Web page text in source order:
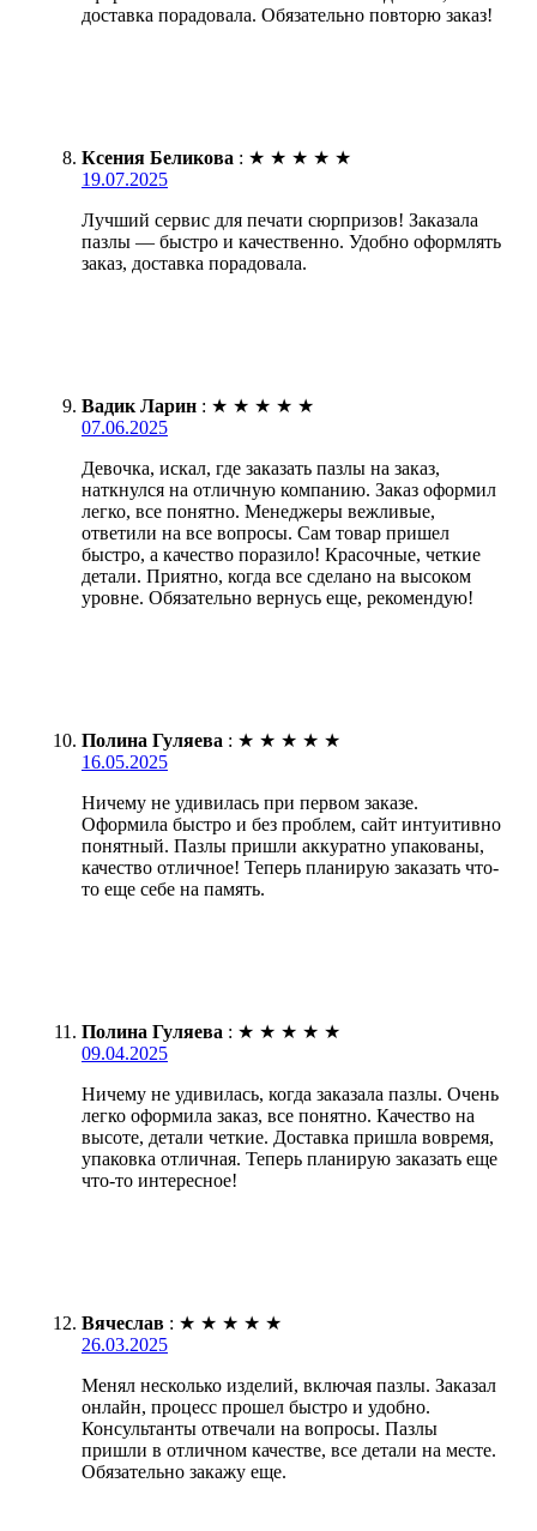
доставка порадовала. Обязательно повторю заказ!
Ксения Беликова : ★ ★ ★ ★ ★
19.07.2025
Лучший сервис для печати сюрпризов! Заказала
пазлы — быстро и качественно. Удобно оформлять
заказ, доставка порадовала.
Вадик Ларин : ★ ★ ★ ★ ★
07.06.2025
Девочка, искал, где заказать пазлы на заказ,
наткнулся на отличную компанию. Заказ оформил
легко, все понятно. Менеджеры вежливые,
ответили на все вопросы. Сам товар пришел
быстро, а качество поразило! Красочные, четкие
детали. Приятно, когда все сделано на высоком
уровне. Обязательно вернусь еще, рекомендую!
Полина Гуляева : ★ ★ ★ ★ ★
16.05.2025
Ничему не удивилась при первом заказе.
Оформила быстро и без проблем, сайт интуитивно
понятный. Пазлы пришли аккуратно упакованы,
качество отличное! Теперь планирую заказать что-
то еще себе на память.
Полина Гуляева : ★ ★ ★ ★ ★
09.04.2025
Ничему не удивилась, когда заказала пазлы. Очень
легко оформила заказ, все понятно. Качество на
высоте, детали четкие. Доставка пришла вовремя,
упаковка отличная. Теперь планирую заказать еще
что-то интересное!
Вячеслав : ★ ★ ★ ★ ★
26.03.2025
Менял несколько изделий, включая пазлы. Заказал
онлайн, процесс прошел быстро и удобно.
Консультанты отвечали на вопросы. Пазлы
пришли в отличном качестве, все детали на месте.
Обязательно закажу еще.